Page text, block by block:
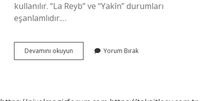
kullanılır. “La Reyb” ve “Yakîn” durumları
eşanlamlıdır.…
Devamını okuyun
Raybe
Yorum Bırak